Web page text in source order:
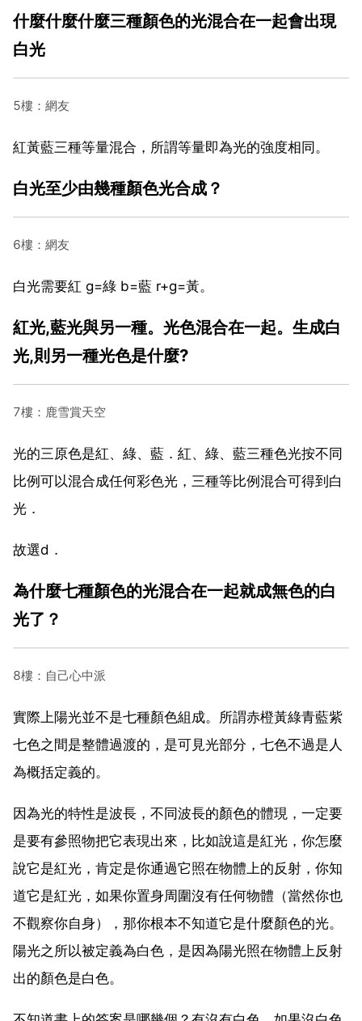
什麼什麼什麼三種顏色的光混合在一起會出現
白光
5樓：網友
紅黃藍三種等量混合，所謂等量即為光的強度相同。
白光至少由幾種顏色光合成？
6樓：網友
白光需要紅 g=綠 b=藍 r+g=黃。
紅光,藍光與另一種。光色混合在一起。生成白
光,則另一種光色是什麼?
7樓：鹿雪賞天空
光的三原色是紅、綠、藍．紅、綠、藍三種色光按不同
比例可以混合成任何彩色光，三種等比例混合可得到白
光．
故選d．
為什麼七種顏色的光混合在一起就成無色的白
光了？
8樓：自己心中派
實際上陽光並不是七種顏色組成。所謂赤橙黃綠青藍紫
七色之間是整體過渡的，是可見光部分，七色不過是人
為概括定義的。
因為光的特性是波長，不同波長的顏色的體現，一定要
是要有參照物把它表現出來，比如說這是紅光，你怎麼
說它是紅光，肯定是你通過它照在物體上的反射，你知
道它是紅光，如果你置身周圍沒有任何物體（當然你也
不觀察你自身），那你根本不知道它是什麼顏色的光。
陽光之所以被定義為白色，是因為陽光照在物體上反射
出的顏色是白色。